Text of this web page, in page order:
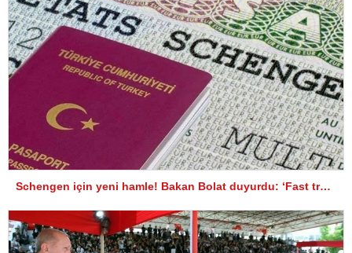
Schengen için yeni hamle! Bakan Bolat duyurdu: ‘Fast track’ vize uygulaması